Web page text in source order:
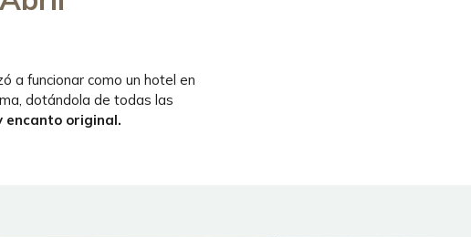
a funcionar como un hotel en
dotándola de todas las
encanto original.